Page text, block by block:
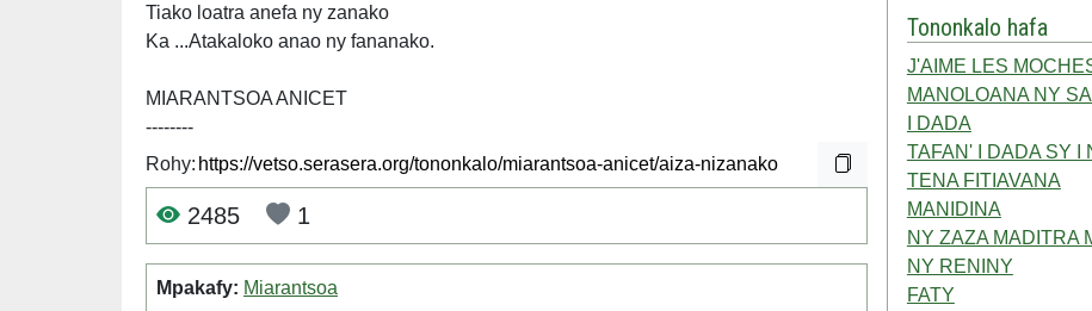
Tiako loatra anefa ny zanako
Ka ...Atakaloko anao ny fananako.
MIARANTSOA ANICET
--------
Rohy:
2485 1
Mpakafy: Miarantsoa
Tononkalo hafa
J'AIME LES
MANOLOANA NY
I DADA
TAFAN' I DADA SY I
TENA FITIAVANA
MANIDINA
NY ZAZA MADITRA
NY RENINY
FATY